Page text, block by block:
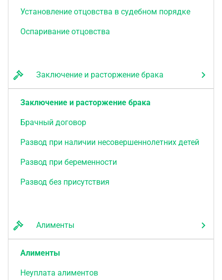
Установление отцовства в судебном порядке
Оспаривание отцовства
Заключение и расторжение брака
Заключение и расторжение брака
Брачный договор
Развод при наличии несовершеннолетних детей
Развод при беременности
Развод без присутствия
Алименты
Алименты
Неуплата алиментов